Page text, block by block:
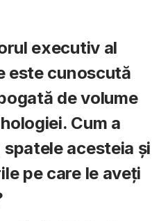
executiv al
este cunoscută
de volume
Cum a
acesteia și
pe care le aveți